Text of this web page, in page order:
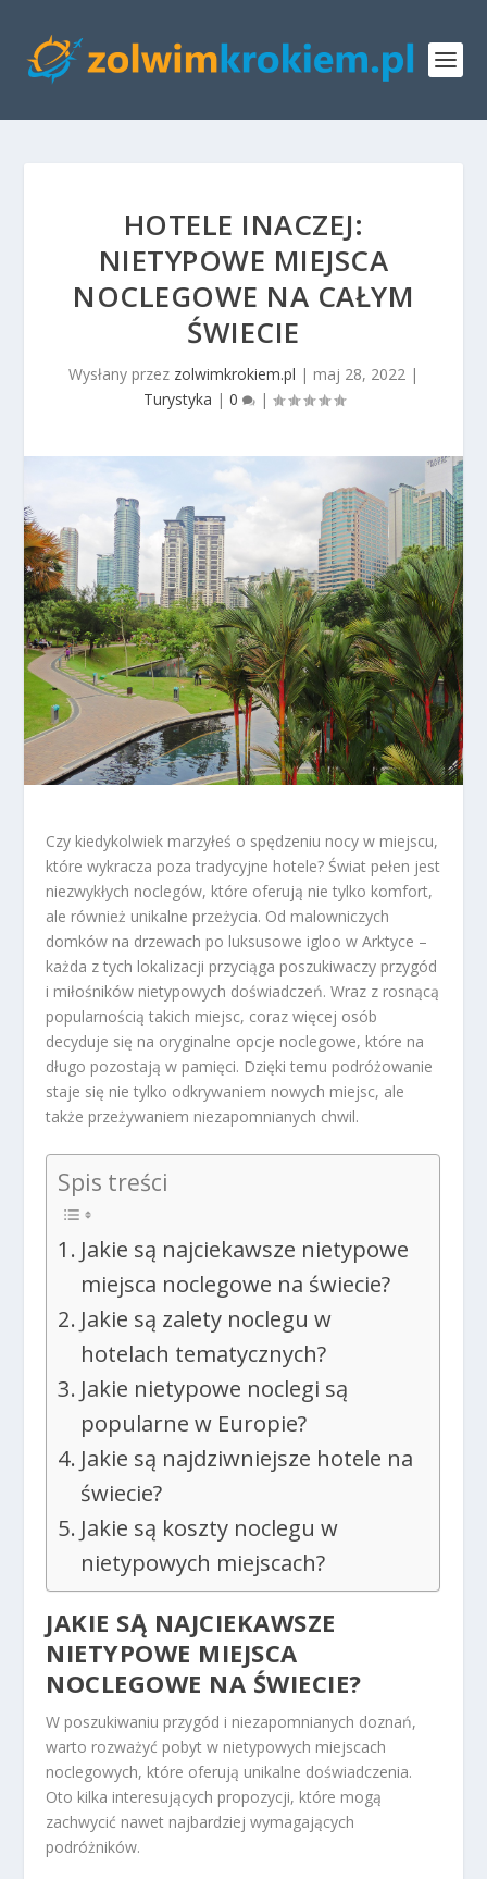
HOTELE INACZEJ:
NIETYPOWE MIEJSCA
NOCLEGOWE NA CAŁYM
ŚWIECIE
Wysłany przez zolwimkrokiem.pl | maj 28, 2022 |
Turystyka | 0 |
Czy kiedykolwiek marzyłeś o spędzeniu nocy w miejscu,
które wykracza poza tradycyjne hotele? Świat pełen jest
niezwykłych noclegów, które oferują nie tylko komfort,
ale również unikalne przeżycia. Od malowniczych
domków na drzewach po luksusowe igloo w Arktyce –
każda z tych lokalizacji przyciąga poszukiwaczy przygód
i miłośników nietypowych doświadczeń. Wraz z rosnącą
popularnością takich miejsc, coraz więcej osób
decyduje się na oryginalne opcje noclegowe, które na
długo pozostają w pamięci. Dzięki temu podróżowanie
staje się nie tylko odkrywaniem nowych miejsc, ale
także przeżywaniem niezapomnianych chwil.
Spis treści
Jakie są najciekawsze nietypowe
miejsca noclegowe na świecie?
Jakie są zalety noclegu w
hotelach tematycznych?
Jakie nietypowe noclegi są
popularne w Europie?
Jakie są najdziwniejsze hotele na
świecie?
Jakie są koszty noclegu w
nietypowych miejscach?
JAKIE SĄ NAJCIEKAWSZE
NIETYPOWE MIEJSCA
NOCLEGOWE NA ŚWIECIE?
W poszukiwaniu przygód i niezapomnianych doznań,
warto rozważyć pobyt w nietypowych miejscach
noclegowych, które oferują unikalne doświadczenia.
Oto kilka interesujących propozycji, które mogą
zachwycić nawet najbardziej wymagających
podróżników.